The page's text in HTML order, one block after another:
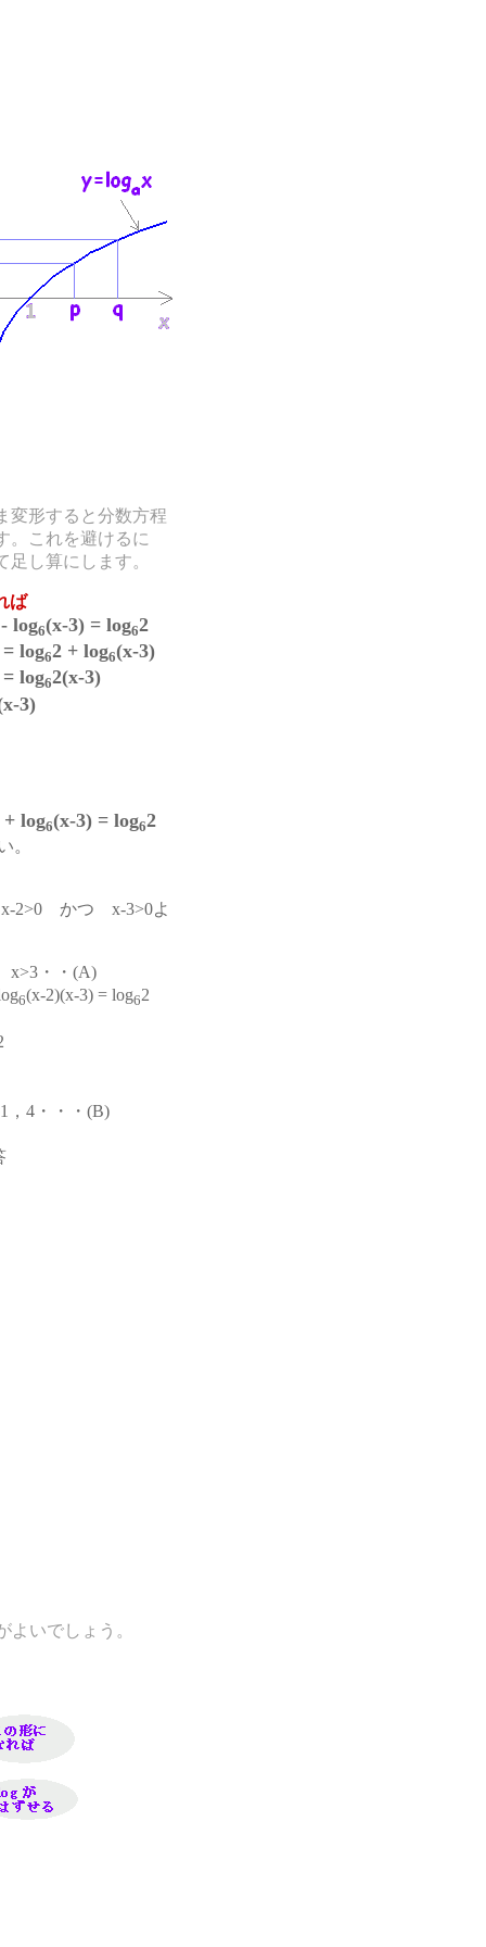
変形すると分数方程
。これを避けるに
足し算にします。
ば
log6(x-3) = log62
log62 + log6(x-3)
log62(x-3)
3)
log6(x-3) = log62
。
2>0 かつ x-3>0よ
x>3・・(A)
6(x-2)(x-3) = log62
，4・・・(B)
よいでしょう。